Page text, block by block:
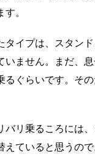
。
タイプは、スタンド
いません。まだ、
るぐらいです。そ
バリ乗るころには
えていると思うので